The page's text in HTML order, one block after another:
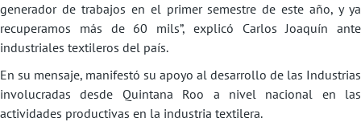
generador de trabajos en el primer semestre de este año, y ya
recuperamos más de 60 mils”, explicó Carlos Joaquín ante
industriales textileros del país.
En su mensaje, manifestó su apoyo al desarrollo de las Industrias
involucradas desde Quintana Roo a nivel nacional en las
actividades productivas en la industria textilera.